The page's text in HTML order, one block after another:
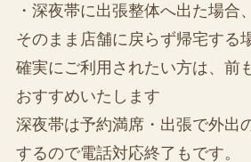
・深夜帯に出張整体へ出た場合
そのまま店舗に戻らず帰宅する
確実にご利用されたい方は、前
おすすめいたします
深夜帯は予約満席・出張で外出
するので電話対応終了もです。